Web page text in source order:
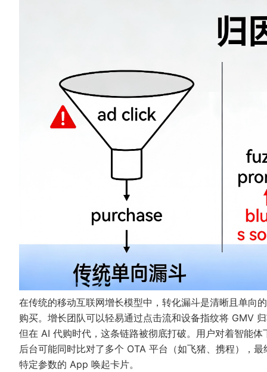
在传统的移动互联网增长模型中，转化漏斗是清晰且单
购买。增长团队可以轻易通过点击流和设备指纹将 GMV
但在 AI 代购时代，这条链路被彻底打破。用户对着智能
后台可能同时比对了多个 OTA 平台（如飞猪、携程），
特定参数的 App 唤起卡片。